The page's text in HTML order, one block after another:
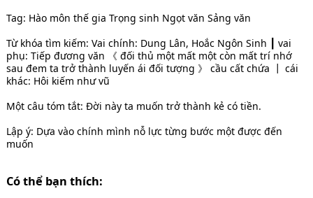
Tag: Hào môn thế gia Trọng sinh Ngọt văn Sảng văn
Từ khóa tìm kiếm: Vai chính: Dung Lân, Hoắc Ngôn Sinh ┃ vai
phụ: Tiếp đương văn 《 đối thủ một mất một còn mất trí nhớ
sau đem ta trở thành luyến ái đối tượng 》 cầu cất chứa ┃ cái
khác: Hôi kiếm như vũ
Một câu tóm tắt: Đời này ta muốn trở thành kẻ có tiền.
Lập ý: Dựa vào chính mình nỗ lực từng bước một được đến
muốn
Có thể bạn thích: